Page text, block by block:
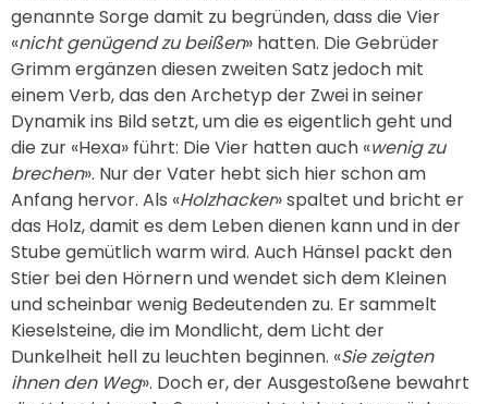
genannte Sorge damit zu begründen, dass die Vier
«nicht genügend zu beißen» hatten. Die Gebrüder
Grimm ergänzen diesen zweiten Satz jedoch mit
einem Verb, das den Archetyp der Zwei in seiner
Dynamik ins Bild setzt, um die es eigentlich geht und
die zur «Hexa» führt: Die Vier hatten auch «wenig zu
brechen». Nur der Vater hebt sich hier schon am
Anfang hervor. Als «Holzhacker» spaltet und bricht er
das Holz, damit es dem Leben dienen kann und in der
Stube gemütlich warm wird. Auch Hänsel packt den
Stier bei den Hörnern und wendet sich dem Kleinen
und scheinbar wenig Bedeutenden zu. Er sammelt
Kieselsteine, die im Mondlicht, dem Licht der
Dunkelheit hell zu leuchten beginnen. «Sie zeigten
ihnen den Weg». Doch er, der Ausgestoßene bewahrt